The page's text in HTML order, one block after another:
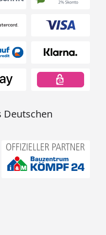
Deutschen